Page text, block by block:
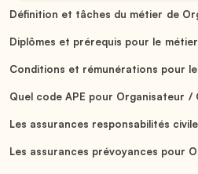
Définition et tâches du métier de
Diplômes et prérequis pour le
Conditions et rémunérations pour
Quel code APE pour Organisateur
Les assurances responsabilités
Les assurances prévoyances pour